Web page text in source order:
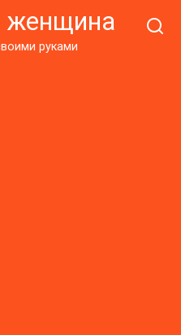
женщина
руками